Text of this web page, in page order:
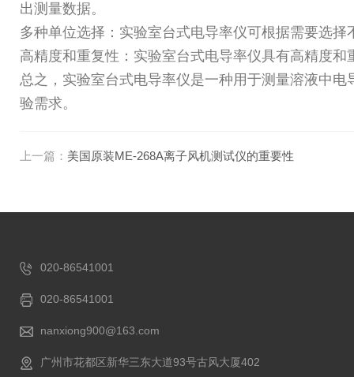
出测量数据。
多种单位选择：实验室台式电导率仪可根据需要选
高精度和重复性：实验室台式电导率仪具有高精度
总之，实验室台式电导率仪是一种用于测量溶液中
验需求。
上一篇： 美国原装ME-268A离子风机测试仪的重要性
020-86541001
020-86541001
nanxiong900@163.com
广州市花都区新华三东大道93号古风大厦402